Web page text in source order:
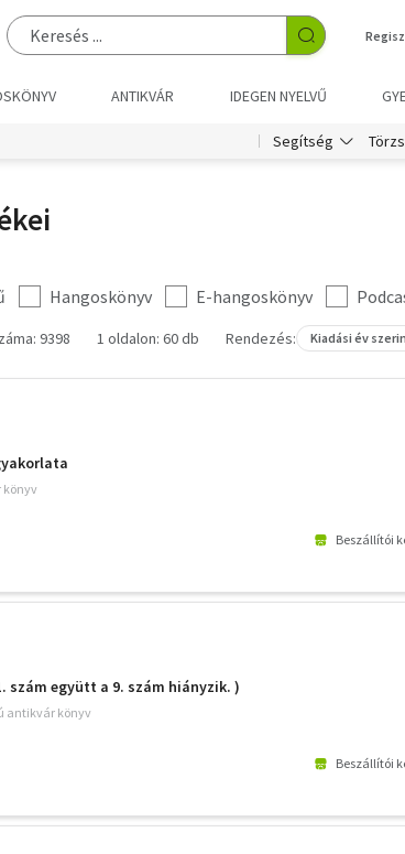
ANTIKVÁR IDEGEN NYELVŰ
Segítség
Hangoskönyv E-hangoskönyv
9398 1 oldalon: 60 db Rendezés: Kiadási év
könyv
Beszállítói
szám együtt a 9. szám hiányzik. )
antikvár könyv
Beszállítói